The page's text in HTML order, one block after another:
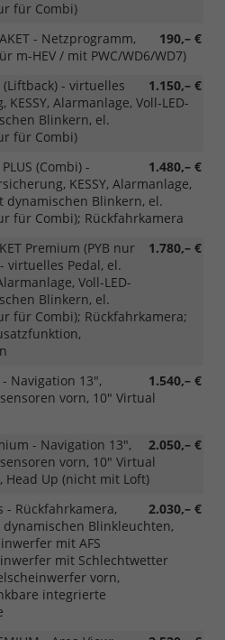
für Combi)
190,– €
- Netzprogramm,
m-HEV / mit PWC/WD6/WD7)
1.150,– €
(Liftback) - virtuelles
Alarmanlage, Voll-LED-
Blinkern, el.
für Combi)
1.480,– €
(Combi) -
KESSY, Alarmanlage,
dynamischen Blinkern, el.
für Combi); Rückfahrkamera
1.780,– €
Premium (PYB nur
virtuelles Pedal, el.
Voll-LED-
Blinkern, el.
für Combi); Rückfahrkamera;
1.540,– €
Navigation 13",
vorn, 10" Virtual
2.050,– €
- Navigation 13",
vorn, 10" Virtual
Head Up (nicht mit Loft)
2.030,– €
- Rückfahrkamera,
dynamischen Blinkleuchten,
mit AFS
mit Schlechtwetter
vorn,
integrierte